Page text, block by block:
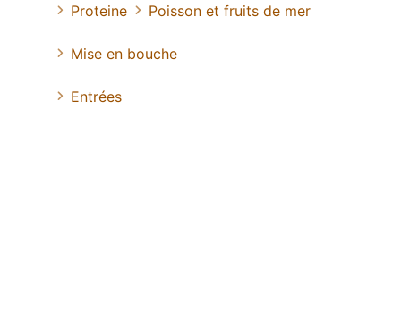
Proteine
Poisson et fruits de mer
Mise en bouche
Entrées